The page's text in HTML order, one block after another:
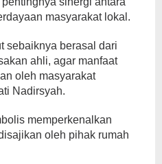
masyarakat lokal.
sebaiknya berasal dari
ahli, agar manfaat
oleh masyarakat
Nadirsyah.
memperkenalkan
oleh pihak rumah